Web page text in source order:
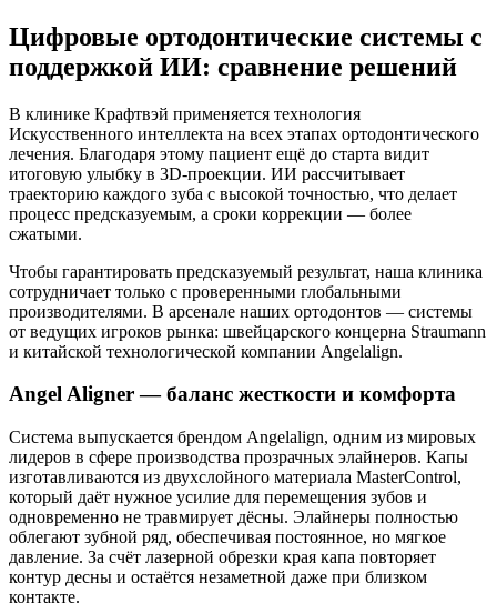
Цифровые ортодонтические системы с
поддержкой ИИ: сравнение решений
В клинике Крафтвэй применяется технология
Искусственного интеллекта на всех этапах ортодонтического
лечения. Благодаря этому пациент ещё до старта видит
итоговую улыбку в 3D-проекции. ИИ рассчитывает
траекторию каждого зуба с высокой точностью, что делает
процесс предсказуемым, а сроки коррекции — более
сжатыми.
Чтобы гарантировать предсказуемый результат, наша клиника
сотрудничает только с проверенными глобальными
производителями. В арсенале наших ортодонтов — системы
от ведущих игроков рынка: швейцарского концерна Straumann
и китайской технологической компании Angelalign.
Angel Aligner — баланс жесткости и комфорта
Система выпускается брендом Angelalign, одним из мировых
лидеров в сфере производства прозрачных элайнеров. Капы
изготавливаются из двухслойного материала MasterControl,
который даёт нужное усилие для перемещения зубов и
одновременно не травмирует дёсны. Элайнеры полностью
облегают зубной ряд, обеспечивая постоянное, но мягкое
давление. За счёт лазерной обрезки края капа повторяет
контур десны и остаётся незаметной даже при близком
контакте.